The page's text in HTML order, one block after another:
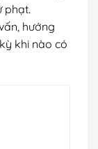
phạt.
hướng
khi nào có